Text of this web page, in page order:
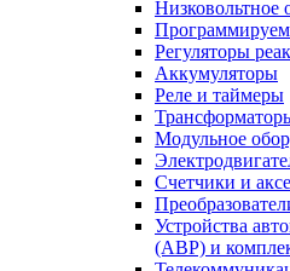
Низковольтное
Регуляторы
Аккумуляторы
Реле и таймеры
Модульное
Счетчики и
Устройства
(АВР) и